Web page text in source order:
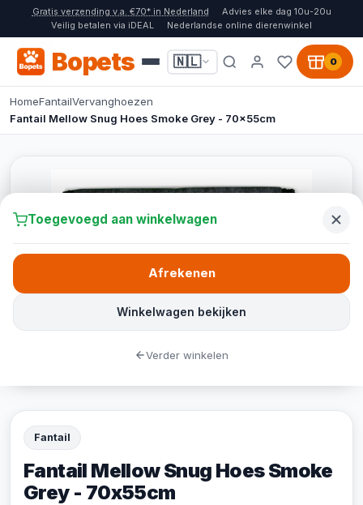
Gratis verzending v.a. €70* in Nederland
Advies elke dag 10u-20u
Veilig betalen via iDEAL
Nederlandse online dierenwinkel
Bopets 🇳🇱 0
HomeFantailVervanghoezen
Fantail Mellow Snug Hoes Smoke Grey - 70x55cm
Fantail
Fantail Mellow Snug Hoes Smoke
Grey - 70x55cm
Toegevoegd aan winkelwagen
Winkelwagen bekijken
Afrekenen
Verder winkelen